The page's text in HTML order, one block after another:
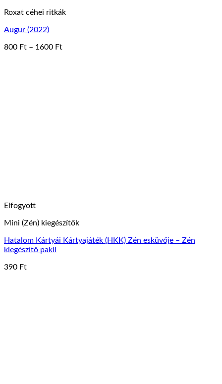
Roxat céhei ritkák
Augur (2022)
800 Ft – 1600 FtÁrtartomány:
Elfogyott
Mini (Zén) kiegészítők
Hatalom Kártyái Kártyajáték (HKK) Zén esküvője – Zén
kiegészítő pakli
390 Ft